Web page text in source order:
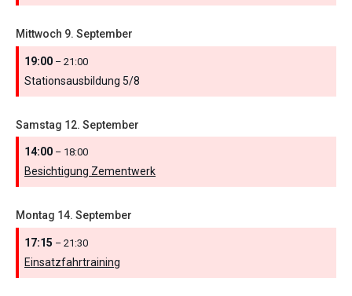
Mittwoch 9. September
19:00 – 21:00
Stationsausbildung 5/8
Samstag 12. September
14:00 – 18:00
Besichtigung Zementwerk
Montag 14. September
17:15 – 21:30
Einsatzfahrtraining